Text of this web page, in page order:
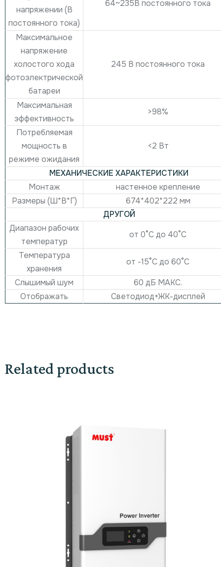
напряжении (В
постоянного тока)
64~235В постоянного тока
Максимальное
напряжение
холостого хода
фотоэлектрической
батареи
245 В постоянного тока
Максимальная
эффективность
>98%
Потребляемая
мощность в
режиме ожидания
<2 Вт
МЕХАНИЧЕСКИЕ ХАРАКТЕРИСТИКИ
Монтаж
настенное крепление
Размеры (Ш*В*Г)
674*402*222 мм
ДРУГОЙ
Диапазон рабочих
температур
от 0°С до 40°С
Температура
хранения
от -15°С до 60°С
Слышимый шум
60 дБ МАКС.
Отображать
Светодиод+ЖК-дисплей
Related products